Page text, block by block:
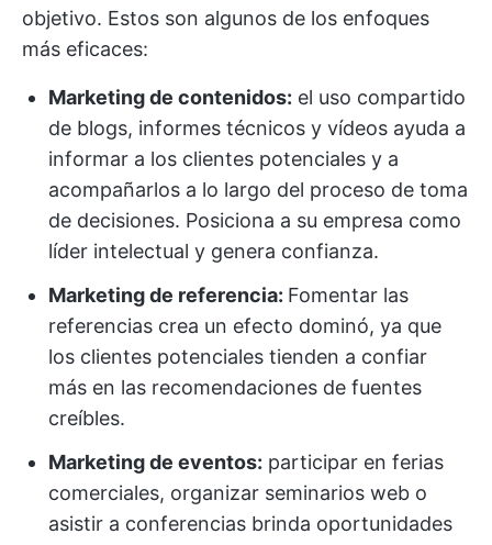
objetivo. Estos son algunos de los enfoques
más eficaces:
Marketing de contenidos: el uso compartido
de blogs, informes técnicos y vídeos ayuda a
informar a los clientes potenciales y a
acompañarlos a lo largo del proceso de toma
de decisiones. Posiciona a su empresa como
líder intelectual y genera confianza.
Marketing de referencia: Fomentar las
referencias crea un efecto dominó, ya que
los clientes potenciales tienden a confiar
más en las recomendaciones de fuentes
creíbles.
Marketing de eventos: participar en ferias
comerciales, organizar seminarios web o
asistir a conferencias brinda oportunidades